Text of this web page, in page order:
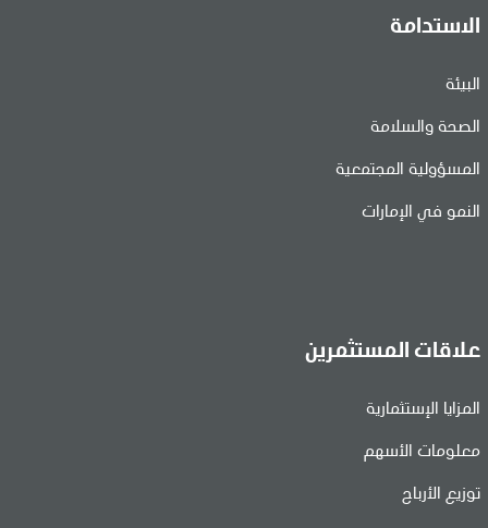
الاستدامة
البيئة
الصحة والسلامة
المسؤولية المجتمعية
النمو في الإمارات
علاقات المستثمرين
المزايا الإستثمارية
معلومات الأسهم
توزيع الأرباح